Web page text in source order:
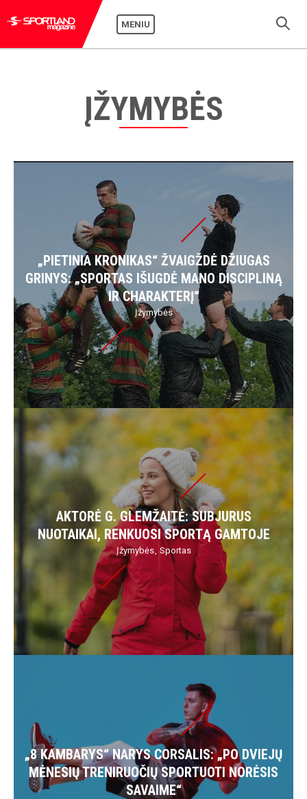
MENIU
ĮŽYMYBĖS
„PIETINIA KRONIKAS“ ŽVAIGŽDĖ DŽIUGAS
GRINYS: „SPORTAS IŠUGDĖ MANO DISCIPLINĄ
IR CHARAKTERĮ“
Įžymybės
AKTORĖ G. GLEMŽAITĖ: SUBJURUS
NUOTAIKAI, RENKUOSI SPORTĄ GAMTOJE
Įžymybės Sportas
„8 KAMBARYS“ NARYS CORSALIS: „PO DVIEJŲ
MĖNESIŲ TRENIRUOČIŲ SPORTUOTI NORĖSIS
SAVAIME“